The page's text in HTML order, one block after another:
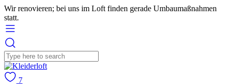
Wir renovieren; bei uns im Loft finden gerade Umbaumaßnahmen
statt.
7